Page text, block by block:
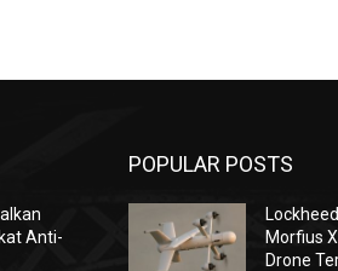
Anti-
POPULAR POSTS
Morfius
Drone